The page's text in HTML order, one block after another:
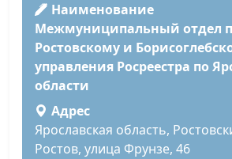
Наименование
Межмуниципальный отдел
Ростовскому и
управления Росреестра по
области
Адрес
Ярославская область,
Ростов, улица Фрунзе, 46